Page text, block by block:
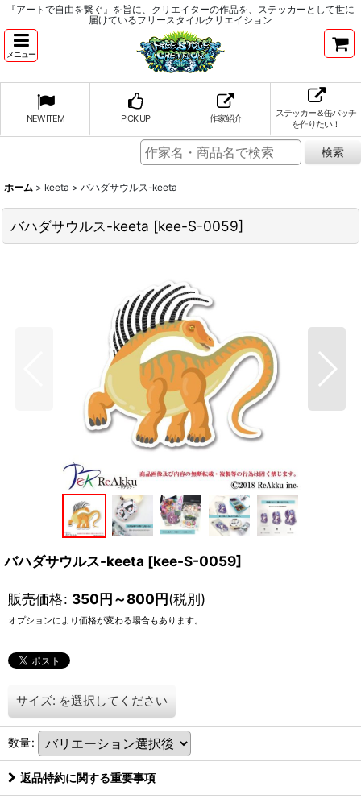
『アートで自由を繋ぐ』を旨に、クリエイターの作品を、ステッカーとして世に
届けているフリースタイルクリエイション
メニュー
NEW ITEM PICK UP 作家紹介
ステッカー＆缶バッチ
を作りたい！
ホーム > keeta > バハダサウルス-keeta
バハダサウルス-keeta [kee-S-0059]
バハダサウルス-keeta [kee-S-0059]
販売価格: 350円～800円(税別)
オプションにより価格が変わる場合もあります。
サイズ: を選択してください
数量:
返品特約に関する重要事項